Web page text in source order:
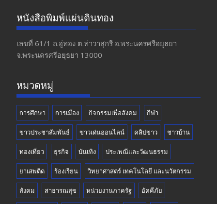
e
b
o
o
a
gr
a
m
itt
er
u
T
u
b
หนังสือพิมพ์แผ่นดินทอง
เลขที่ 61/1 ถ.อู่ทอง​ ต.​ท่าวาสุกรี​ อ.พระนครศรีอยุธยา​
จ.พระนครศรีอยุธยา 13000
หมวดหมู่
การศึกษา การเมือง กิจกรรมเพื่อสังคม กีฬา
ข่าวประชาสัมพันธ์ ข่าวเด่นออนไลน์ คลิปข่าว ชาวบ้าน
ท่องเที่ยว ธุรกิจ บันเทิง ประเพณีและวัฒนธรรม
ยาเสพติด ร้องเรียน วิทยาศาสตร์ เทคโนโลยี และนวัตกรรม
สังคม สาธารณสุข หน่วยงานภาครัฐ อัคคีภัย